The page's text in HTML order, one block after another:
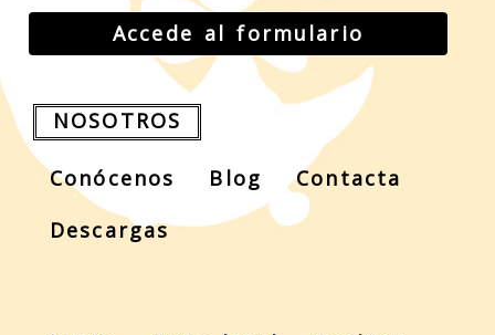
Accede al formulario
NOSOTROS
Conócenos Blog
Contacta
Descargas